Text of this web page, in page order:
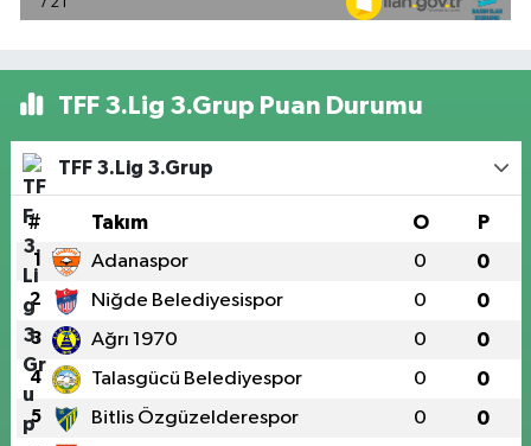
TFF 3.Lig 3.Grup Puan Durumu
TFF 3.Lig 3.Grup
# Takım O P
1 Adanaspor 0 0
2 Niğde Belediyesispor 0 0
3 Ağrı 1970 0 0
4 Talasgücü Belediyespor 0 0
5 Bitlis Özgüzelderespor 0 0